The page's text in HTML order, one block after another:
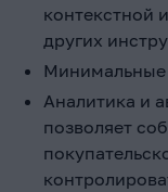
контекстной
других
Минимальные
Аналитика и
позволяет